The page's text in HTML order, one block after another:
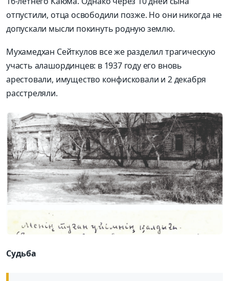
отпустили, отца освободили позже. Но они никогда не
допускали мысли покинуть родную землю.
Мухамедхан Сейткулов все же разделил трагическую
участь алашординцев: в 1937 году его вновь
арестовали, имущество конфисковали и 2 декабря
расстреляли.
Судьба